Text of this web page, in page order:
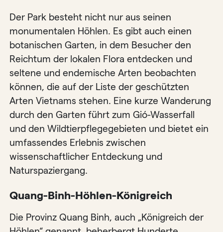
Der Park besteht nicht nur aus seinen
monumentalen Höhlen. Es gibt auch einen
botanischen Garten, in dem Besucher den
Reichtum der lokalen Flora entdecken und
seltene und endemische Arten beobachten
können, die auf der Liste der geschützten
Arten Vietnams stehen. Eine kurze Wanderung
durch den Garten führt zum Gió-Wasserfall
und den Wildtierpflegegebieten und bietet ein
umfassendes Erlebnis zwischen
wissenschaftlicher Entdeckung und
Naturspaziergang.
Quang-Binh-Höhlen-Königreich
Die Provinz Quang Binh, auch „Königreich der